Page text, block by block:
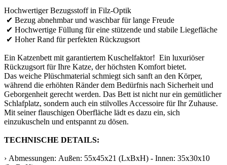
Hochwertiger Bezugsstoff in Filz-Optik
✔ Bezug abnehmbar und waschbar für lange Freude
✔ Hochwertige Füllung für eine stützende und stabile Liegefläche
✔ Hoher Rand für perfekten Rückzugsort
Ein Katzenbett mit garantiertem Kuschelfaktor! Ein luxuriöser
Rückzugsort für Ihre Katze, der höchsten Komfort bietet.
Das weiche Plüschmaterial schmiegt sich sanft an den Körper,
während die erhöhten Ränder dem Bedürfnis nach Sicherheit und
Geborgenheit gerecht werden. Das Bett ist nicht nur ein gemütlicher
Schlafplatz, sondern auch ein stilvolles Accessoire für Ihr Zuhause.
Mit seiner flauschigen Oberfläche lädt es dazu ein, sich
einzukuscheln und entspannt zu dösen.
TECHNISCHE DETAILS:
› Abmessungen: Außen: 55x45x21 (LxBxH) - Innen: 35x30x10